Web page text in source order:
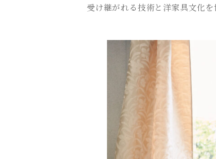
受け継がれる技術と洋家具文化